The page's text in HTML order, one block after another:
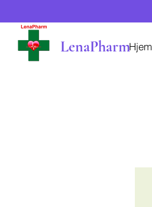
LenaPharmHjem